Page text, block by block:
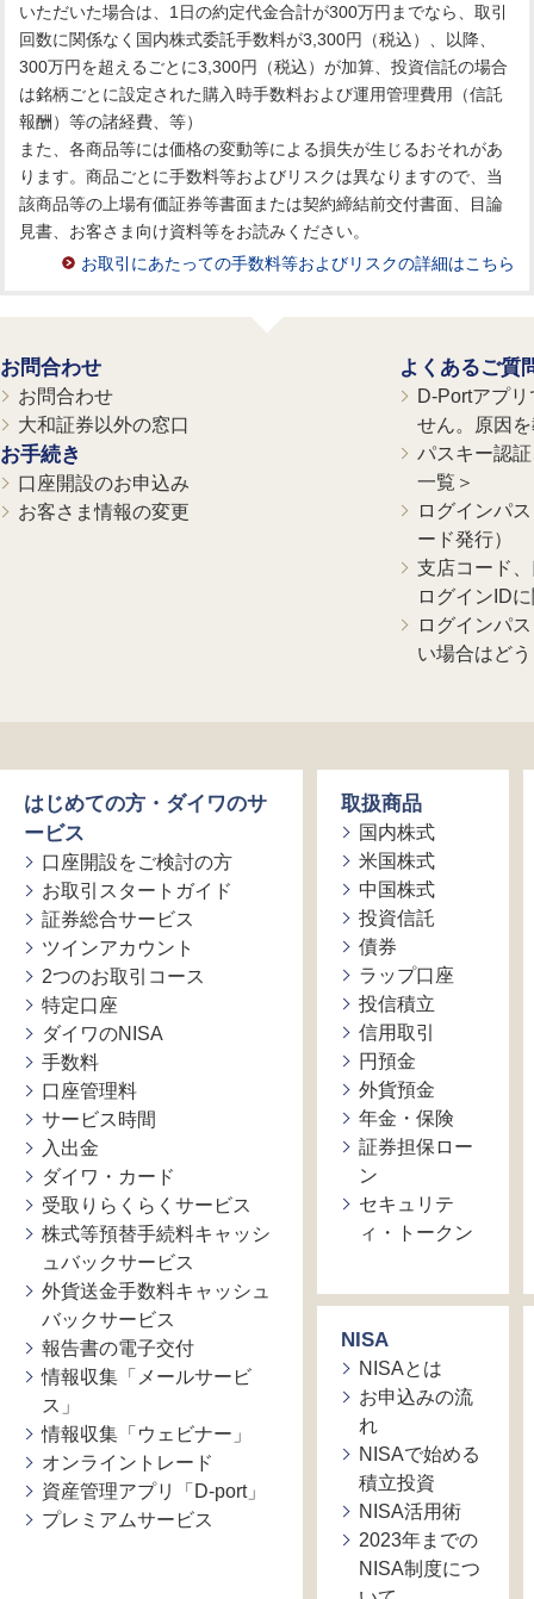
いただいた場合は、1日の約定代金合計が300万円までなら、取引
回数に関係なく国内株式委託手数料が3,300円（税込）、以降、
300万円を超えるごとに3,300円（税込）が加算、投資信託の場合
は銘柄ごとに設定された購入時手数料および運用管理費用（信託
報酬）等の諸経費、等）
また、各商品等には価格の変動等による損失が生じるおそれがあ
ります。商品ごとに手数料等およびリスクは異なりますので、当
該商品等の上場有価証券等書面または契約締結前交付書面、目論
見書、お客さま向け資料等をお読みください。
お取引にあたっての手数料等およびリスクの詳細はこちら
お問合わせ
お問合わせ
大和証券以外の窓口
お手続き
口座開設のお申込み
お客さま情報の変更
よくあるご質
D-Portアプ
せん。原因
パスキー認
一覧＞
ログインパ
ード発行）
支店コード
ログインID
ログインパ
い場合はど
はじめての方・ダイワのサ
ービス
口座開設をご検討の方
お取引スタートガイド
証券総合サービス
ツインアカウント
2つのお取引コース
特定口座
ダイワのNISA
手数料
口座管理料
サービス時間
入出金
ダイワ・カード
受取りらくらくサービス
株式等預替手続料キャッシ
ュバックサービス
外貨送金手数料キャッシュ
バックサービス
報告書の電子交付
情報収集「メールサービ
ス」
情報収集「ウェビナー」
オンライントレード
資産管理アプリ「D-port」
プレミアムサービス
取扱商品
国内株式
米国株式
中国株式
投資信託
債券
ラップ口座
投信積立
信用取引
円預金
外貨預金
年金・保険
証券担保ロー
ン
セキュリテ
ィ・トークン
NISA
NISAとは
お申込みの流
れ
NISAで始める
積立投資
NISA活用術
2023年までの
NISA制度につ